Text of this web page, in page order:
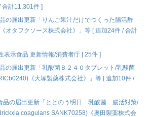
合計11,301件 ]
の届出更新「りんご果汁だけでつくった腸活酢
オタフクソース株式会社》」等 [ 追加24件 / 合計
表示食品 更新情報/消費者庁 [ 25件 ]
の届出更新「乳酸菌Ｂ２４０タブレット/乳酸菌
《大塚製薬株式会社》」等 [ 追加10件 /
品の届出更新「ととのう明日 乳酸菌 腸活対策/
coagulans SANK70258)《奥田製薬株式会